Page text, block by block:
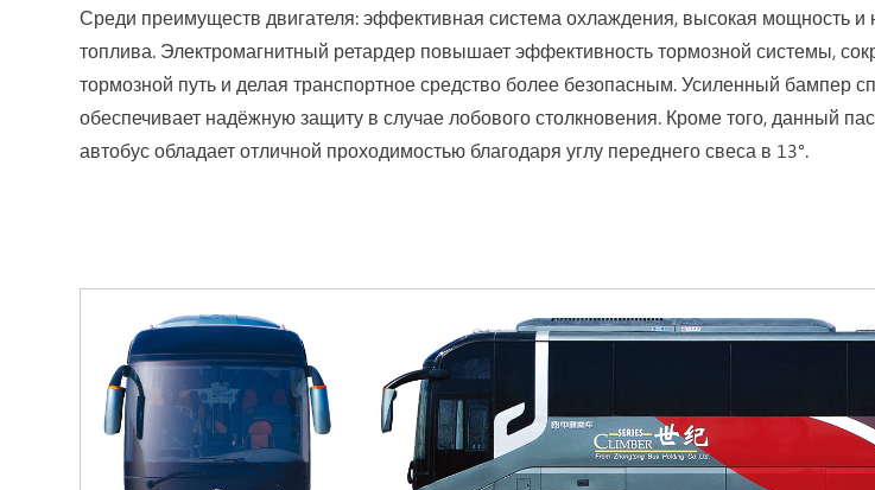
Среди преимуществ двигателя: эффективная система охлаждения, высокая мощность и
топлива. Электромагнитный ретардер повышает эффективность тормозной системы,
тормозной путь и делая транспортное средство более безопасным. Усиленный бампер
обеспечивает надёжную защиту в случае лобового столкновения. Кроме того, данный
автобус обладает отличной проходимостью благодаря углу переднего свеса в 13°.